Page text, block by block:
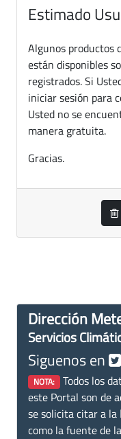
Estimado
Algunos productos
están disponibles
registrados. Si
iniciar sesión para
Usted no se
manera gratuita.
Gracias.
Dirección
Servicios
Siguenos en
NOTA: Todos los
este Portal son de
se solicita citar a la
como la fuente de